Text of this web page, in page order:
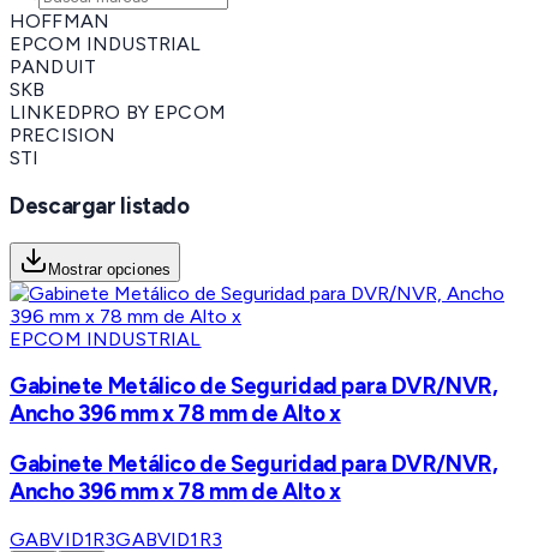
HOFFMAN
EPCOM INDUSTRIAL
PANDUIT
SKB
LINKEDPRO BY EPCOM
PRECISION
STI
Descargar listado
Mostrar opciones
EPCOM INDUSTRIAL
Gabinete Metálico de Seguridad para DVR/NVR,
Ancho 396 mm x 78 mm de Alto x
Gabinete Metálico de Seguridad para DVR/NVR,
Ancho 396 mm x 78 mm de Alto x
GABVID1R3GABVID1R3